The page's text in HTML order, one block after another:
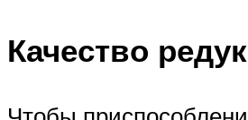
Качество